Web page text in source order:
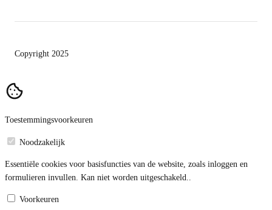
Copyright 2025
Toestemmingsvoorkeuren
Noodzakelijk
Essentiële cookies voor basisfuncties van de website, zoals inloggen en
formulieren invullen. Kan niet worden uitgeschakeld..
Voorkeuren